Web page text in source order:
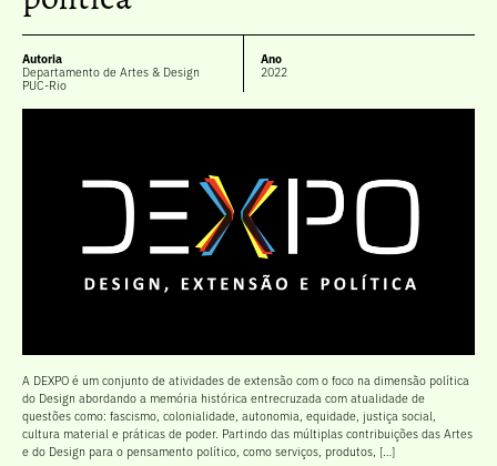
Autoria
Departamento de Artes & Design
PUC-Rio
Ano
2022
A DEXPO é um conjunto de atividades de extensão com o foco na dimensão política
do Design abordando a memória histórica entrecruzada com atualidade de
questões como: fascismo, colonialidade, autonomia, equidade, justiça social,
cultura material e práticas de poder. Partindo das múltiplas contribuições das Artes
e do Design para o pensamento político, como serviços, produtos, […]